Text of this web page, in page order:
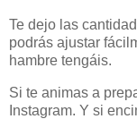
Te dejo las
podrás ajustar
hambre tengáis.
Si te animas a
Instagram. Y si